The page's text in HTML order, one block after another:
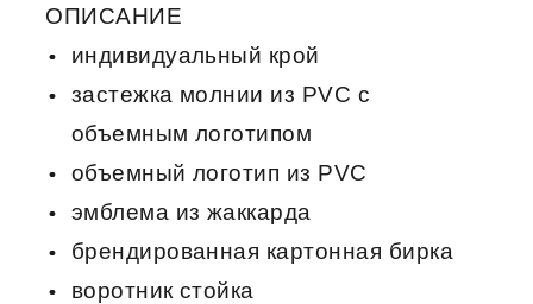
ОПИСАНИЕ
индивидуальный крой
застежка молнии из PVC c
объемным логотипом
объемный логотип из PVC
эмблема из жаккарда
брендированная картонная бирка
воротник стойка